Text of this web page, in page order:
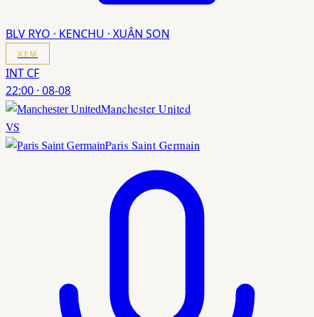
BLV RYO · KENCHU · XUÂN SON
XEM
INT CF
22:00 · 08-08
Manchester United
VS
Paris Saint Germain